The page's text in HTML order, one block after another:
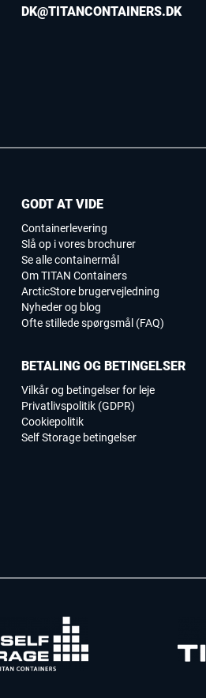
DK@TITANCONTAINERS.DK
GODT AT VIDE
Containerlevering
Slå op i vores brochurer
Se alle containermål
Om TITAN Containers
ArcticStore brugervejledning
Nyheder og blog
Ofte stillede spørgsmål (FAQ)
BETALING OG BETINGELSER
Vilkår og betingelser for leje
Privatlivspolitik (GDPR)
Cookiepolitik
Self Storage betingelser